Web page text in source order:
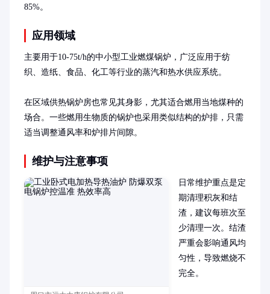
85%。
应用领域
主要用于10-75t/h的中小型工业燃煤锅炉，广泛应用于纺
织、造纸、食品、化工等行业的蒸汽和热水供应系统。
在区域供热锅炉房也常见其身影，尤其适合燃用当地煤种的
场合。一些燃用生物质的锅炉也采用类似结构的炉排，只需
适当调整通风率和炉排片间隙。
维护与注意事项
日常维护重点是定
期清理积灰和结
渣，建议每班次至
少清理一次。结渣
严重会影响通风均
匀性，导致燃烧不
完全。